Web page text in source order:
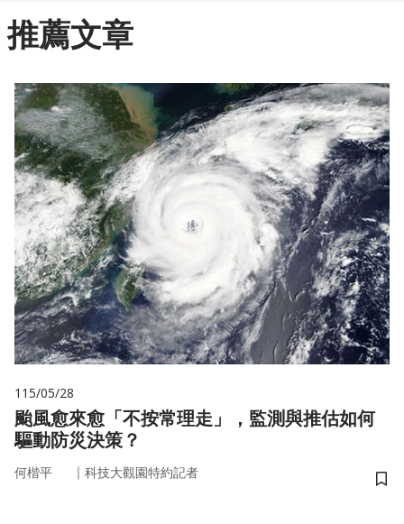
推薦文章
115/05/28
颱風愈來愈「不按常理走」，監測與推估如何
驅動防災決策？
何楷平 ｜ 科技大觀園特約記者
儲